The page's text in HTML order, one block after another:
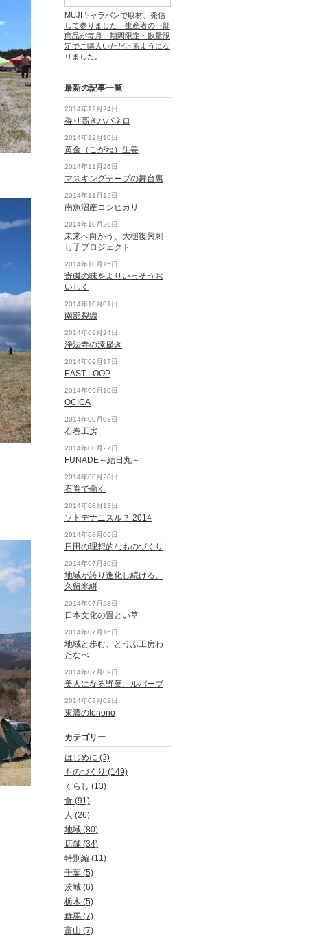
MUJIキャラバンで取材、発信
して参りました、生産者の一部
商品が毎月、期間限定・数量限
定でご購入いただけるようにな
りました。
最新の記事一覧
2014年12月24日
香り高きハバネロ
2014年12月10日
黄金（こがね）生姜
2014年11月26日
マスキングテープの舞台裏
2014年11月12日
南魚沼産コシヒカリ
2014年10月29日
未来へ向かう、大槌復興刺
し子プロジェクト
2014年10月15日
寄磯の味をよりいっそうお
いしく
2014年10月01日
南部裂織
2014年09月24日
浄法寺の漆掻き
2014年09月17日
EAST LOOP
2014年09月10日
OCICA
2014年09月03日
石巻工房
2014年08月27日
FUNADE～結日丸～
2014年08月20日
石巻で働く
2014年08月13日
ソトデナニスル？ 2014
2014年08月06日
日田の理想的なものづくり
2014年07月30日
地域が誇り進化し続ける、
久留米絣
2014年07月23日
日本文化の畳とい草
2014年07月16日
地域と歩む、とうふ工房わ
たなべ
2014年07月09日
美人になる野菜、ルバーブ
2014年07月02日
東濃のtonono
カテゴリー
はじめに (3)
ものづくり (149)
くらし (13)
食 (91)
人 (26)
地域 (80)
店舗 (34)
特別編 (11)
千葉 (5)
茨城 (6)
栃木 (5)
群馬 (7)
富山 (7)